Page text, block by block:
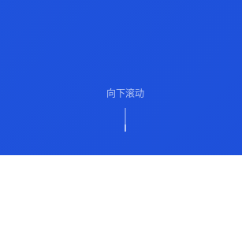
向下滚动